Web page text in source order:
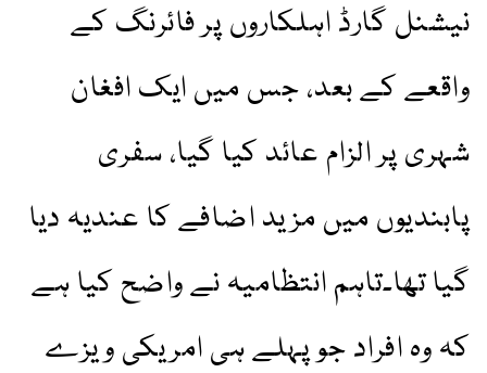
نیشنل گارڈ اہلکاروں پر فائرنگ کے
واقعے کے بعد، جس میں ایک افغان
شہری پر الزام عائد کیا گیا، سفری
پابندیوں میں مزید اضافے کا عندیہ دیا
گیا تھا۔تاہم انتظامیہ نے واضح کیا ہے
کہ وہ افراد جو پہلے ہی امریکی ویزے